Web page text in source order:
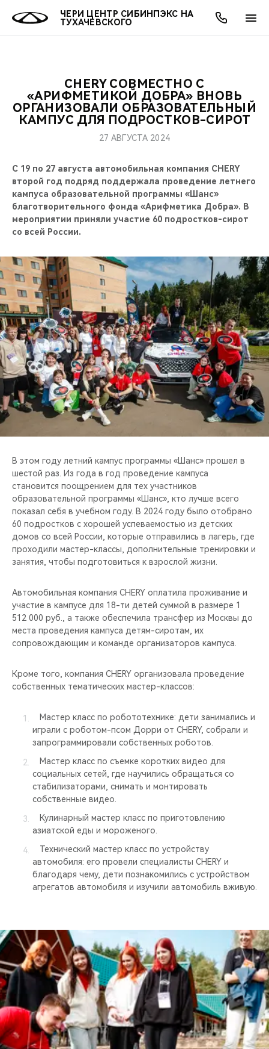
ЧЕРИ ЦЕНТР СИБИНПЭКС НА
ТУХАЧЕВСКОГО
МОДЕЛИ
ВСЕ МОДЕЛИ
СЕДАНЫ
НОВИНКИ
ПОКУПАТЕЛЯМ
ВЫБОР И ПОКУПКА
ВЛАДЕЛЬЦАМ
СЕРВИС
ПОДДЕРЖКА
CHERY CONNECT
МИР CHERY
АКСЕССУАРЫ
CHERY В СОЦСЕТЯХ
ЛЮДИ CHERY
CHERY REMOTE
CHERY И СПОРТ
НАШИ МЕРОПРИЯТИЯ
ВИДЕООБЗОРЫ
CHERY ДЛЯ ДЕТЕЙ
АКЦИИ
ВЫГОДЫ И АКЦИИ
ОНЛАЙН СЕРВИСЫ
ВЫБОР И ПОКУПКА
О КОМПАНИИ
О НАС
CHERY СОВМЕСТНО С
«АРИФМЕТИКОЙ ДОБРА» ВНОВЬ
ОРГАНИЗОВАЛИ ОБРАЗОВАТЕЛЬНЫЙ
КАМПУС ДЛЯ ПОДРОСТКОВ-СИРОТ
27 АВГУСТА 2024
С 19 по 27 августа автомобильная компания CHERY
второй год подряд поддержала проведение летнего
кампуса образовательной программы «Шанс»
благотворительного фонда «Арифметика Добра». В
мероприятии приняли участие 60 подростков-сирот
со всей России.
В этом году летний кампус программы «Шанс» прошел в
шестой раз. Из года в год проведение кампуса
становится поощрением для тех участников
образовательной программы «Шанс», кто лучше всего
показал себя в учебном году. В 2024 году было отобрано
60 подростков с хорошей успеваемостью из детских
домов со всей России, которые отправились в лагерь, где
проходили мастер-классы, дополнительные тренировки и
занятия, чтобы подготовиться к взрослой жизни.
Автомобильная компания CHERY оплатила проживание и
участие в кампусе для 18-ти детей суммой в размере 1
512 000 руб., а также обеспечила трансфер из Москвы до
места проведения кампуса детям-сиротам, их
сопровождающим и команде организаторов кампуса.
Кроме того, компания CHERY организовала проведение
собственных тематических мастер-классов:
Мастер класс по робототехнике: дети занимались и
играли с роботом-псом Дорри от CHERY, собрали и
запрограммировали собственных роботов.
Мастер класс по съемке коротких видео для
социальных сетей, где научились обращаться со
стабилизаторами, снимать и монтировать
собственные видео.
Кулинарный мастер класс по приготовлению
азиатской еды и мороженого.
Технический мастер класс по устройству
автомобиля: его провели специалисты CHERY и
благодаря чему, дети познакомились с устройством
агрегатов автомобиля и изучили автомобиль вживую.